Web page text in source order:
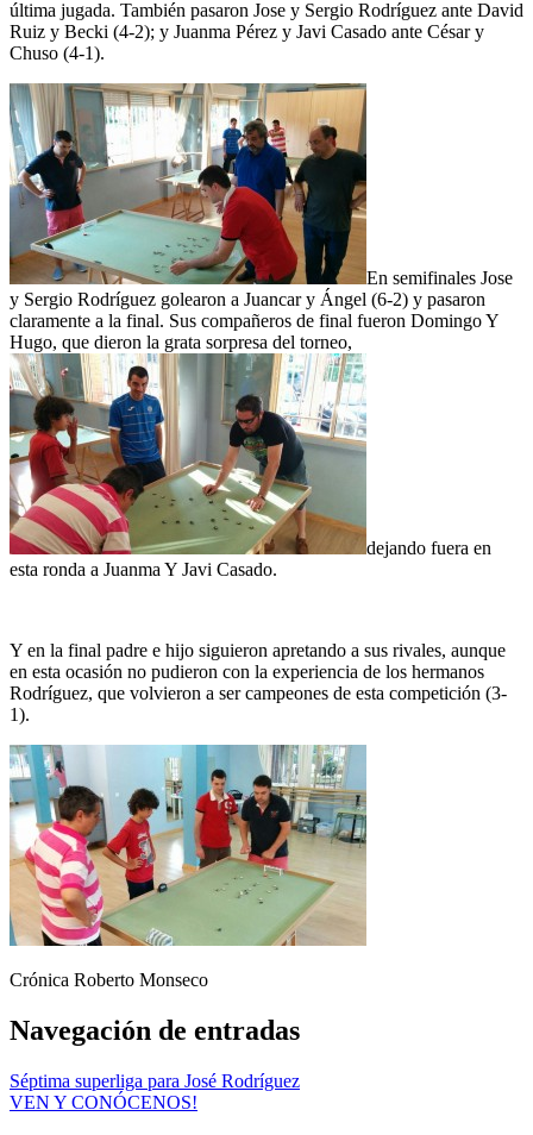
última jugada. También pasaron Jose y Sergio Rodríguez ante David
Ruiz y Becki (4-2); y Juanma Pérez y Javi Casado ante César y
Chuso (4-1).
En semifinales Jose
y Sergio Rodríguez golearon a Juancar y Ángel (6-2) y pasaron
claramente a la final. Sus compañeros de final fueron Domingo Y
Hugo, que dieron la grata sorpresa del torneo,
dejando fuera en
esta ronda a Juanma Y Javi Casado.
Y en la final padre e hijo siguieron apretando a sus rivales, aunque
en esta ocasión no pudieron con la experiencia de los hermanos
Rodríguez, que volvieron a ser campeones de esta competición (3-
1).
Crónica Roberto Monseco
Navegación de entradas
Séptima superliga para José Rodríguez
VEN Y CONÓCENOS!